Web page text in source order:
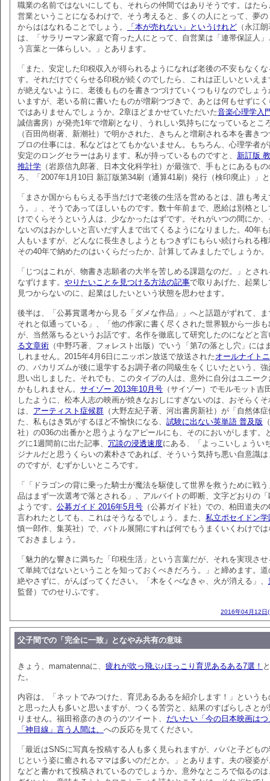
職業の名前ではないにしても、それらの仲間ではありそうです。はた
営業ということになるわけで、そう考えると、多くの人にとって、夢
からははなれることでしょう。
「本が売れない」というけれど （永江
は、「サラリーマン家庭で育った人にとって、自営業は「連帯保証人
う言葉と一体らしい。」とあります。
「また、安定した印税収入が得られるようになれば老後の不安もなく
す。それだけでくらせる印税が続くのでしたら、これは正しいといえ
が絶えないように、老後もものを書きつづけていくつもりなのでしょ
いますが、老いる前に書いたものが増刷つづきで、あとは何もせずに
ではありませんでしょうか。2章ほどまかせていただいた音楽心理学入
誠信書房）が発売1年で増刷となり、うれしい気持ちになっているとこ
（百田尚樹著、新潮社）で明かされた、きちんと増刷される本を書き
プロの仕事には、私などはとてもかないません。もちろん、心理学者
安定のロングセラーはあります。私が持っているものですと、 新訂版
推計学 （岩原信九郎著、日本文化科学社）が最強で、手もとにあるも
ろ、「2007年1月10日 新訂版第34刷（通算41刷）発行（検印廃止）」
「まさか国からもらえる手当だけで老後の生活を営めるとは、誰も考
う。」、そうであってほしいものです。数十年前まで、恩給は別格と
けでくらそうという人は、少なかったはずです。それがいつの間にか
ないのはおかしいと言いだす人まで出てくるようになりました。40年
人もいますが、どんなに長生きしようともつきずにもらい続けられる
その40年で納めたのはいくらだったか、計算してみましたでしょうか。
「じつはこれが、物書き志願者の大半を苦しめる課題なのだ。」とさ
なずけます。 やりたいことを見つける方法の記事で取りあげた、起業
見つからないのに、起業はしたいという状態を思わせます。
後半は、「公募賞選考から見る「ダメな作品」」へと話題がずれて、
それと似通っている」、「他の作家に書く尽くされた世界観から一歩
が、当然落ちるというお話です。名作を徹底して研究したのになどと
る文章術 （中野巧著、フォレスト出版）でいう「第7の落とし穴」には
しれません。2015年4月6日にニッポン放送で放送されたオールナイト
の、バカリズムが後に退学するお調子者の同級生をくじいたという、
思い出しました。それでも、このタイプの人は、意外に自分はユニー
かもしれません。 サイゾー 2013年10月号 （サイゾー）でモルモット吉
したように、松本人志の映画が焼きなおしにすぎないのは、おそらく
は、 アーティスト症候群 （大野左紀子著、河出書房新社）が「自然体
た、私もはき気がするほど不愉快になる、 試験に出ない英単語 普及版
社）の036の出番かと思うようなアピールにも、そのにおいがします。
グに1週間前に出た記事、 冗談の浸透速度にある、「よっこいしょうい
ジナルだと思うくらいの素朴さであれば、そういう気持ち悪い自意識
のですが、むずかしいところです。
「「ドラゴンの背に乗った騎士が魔法を駆使して世界を救うために戦
品はまず一次選考で落とされる」、アルバイトの即断、文字どおりの
ようです。 公募ガイド 2016年5月号 （公募ガイド社）での、柏田道夫
言われたとしても、これはそうなるでしょう。また、 私立ポセイドン
慎一郎作、集英社）で、バトル展開にすれば何でもうまくいくわけで
ておきましょう。
「魅力的な響きに満ちた「印税生活」という言葉だが、それを実現さ
て単純ではないということを知っておくべきだろう。」と締めます。
絶やさずに、がんばってください。「木をくべなきゃ、火が消える」、
監督）でのせりふです。
2016年04月12日
父子間での「完全に一致」となやみ共有の意味
きょう、mamatennaに、 疲れが吹っ飛ぶ♪ほっこり育児あるある7選！
た。
内容は、「ネットでみつけた、育児あるあるを紹介します！」という
と思った人も多いと思いますが、つくる苦労と、結果のすばらしさと
りません。福田裕彦のきのうのツイート、 だいたい「今の日本映画は
「神目線」言う人間は、 への反応を見てください。
「最近はSNSに写真を投稿する人も多く見られますが、パパと子ども
じという姿に癒されるママは多いのだとか。」とあります。夫の寝姿
などと書かれて投稿されているのでしょうか。意外なところで似るの